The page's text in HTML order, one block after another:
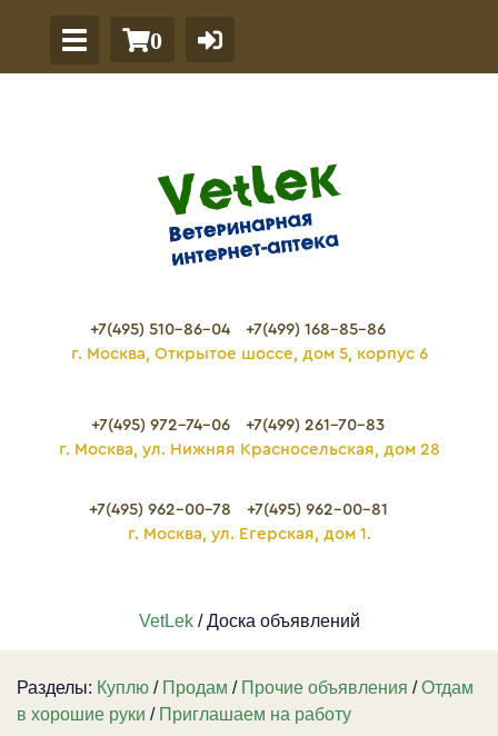
0
+7(495) 510-86-04
+7(499) 168-85-86
г. Москва, Открытое шоссе, дом 5, корпус 6
+7(495) 972-74-06
+7(499) 261-70-83
г. Москва, ул. Нижняя Красносельская, дом 28
+7(495) 962-00-78
+7(495) 962-00-81
г. Москва, ул. Егерская, дом 1.
VetLek/ Доска объявлений
Разделы: Куплю / Продам / Прочие объявления /Отдам
в хорошие руки / Приглашаем на работу